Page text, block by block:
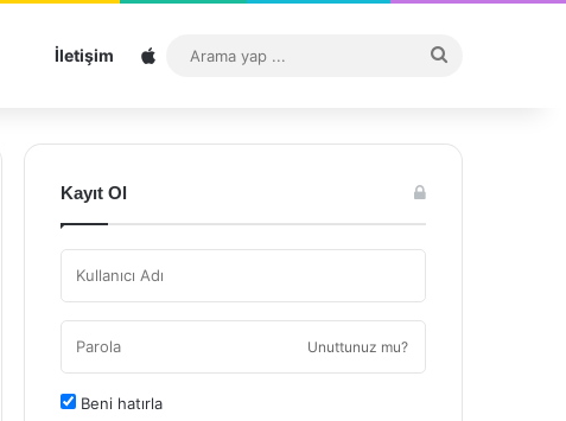
İletişim Sitemap
...
Kayıt Ol
Unuttunuz mu?
Beni hatırla